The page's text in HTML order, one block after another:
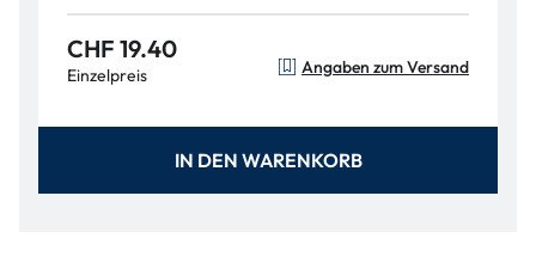
CHF 19.40
Einzelpreis Angaben zum Versand
IN DEN WARENKORB